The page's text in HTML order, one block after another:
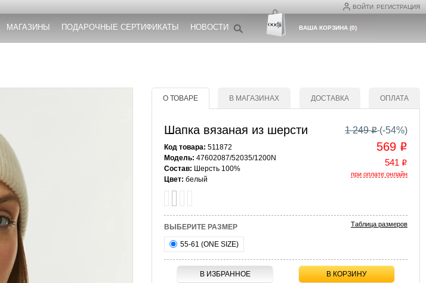
ВОЙТИ РЕГИСТРАЦИЯ
МАГАЗИНЫ ПОДАРОЧНЫЕ СЕРТИФИКАТЫ НОВОСТИ ВАША КОРЗИНА(0)
О ТОВАРЕ В МАГАЗИНАХ ДОСТАВКА ОПЛАТА
Шапка вязаная из шерсти
Код товара: 511872
Модель: 47602087/52035/1200N
Состав: Шерсть 100%
Цвет: белый
1 249o (-54%)
569 o
541 o
при оплате онлайн
ВЫБЕРИТЕ РАЗМЕР Таблица размеров
55-61 (ONE SIZE)
В ИЗБРАННОЕ В КОРЗИНУ